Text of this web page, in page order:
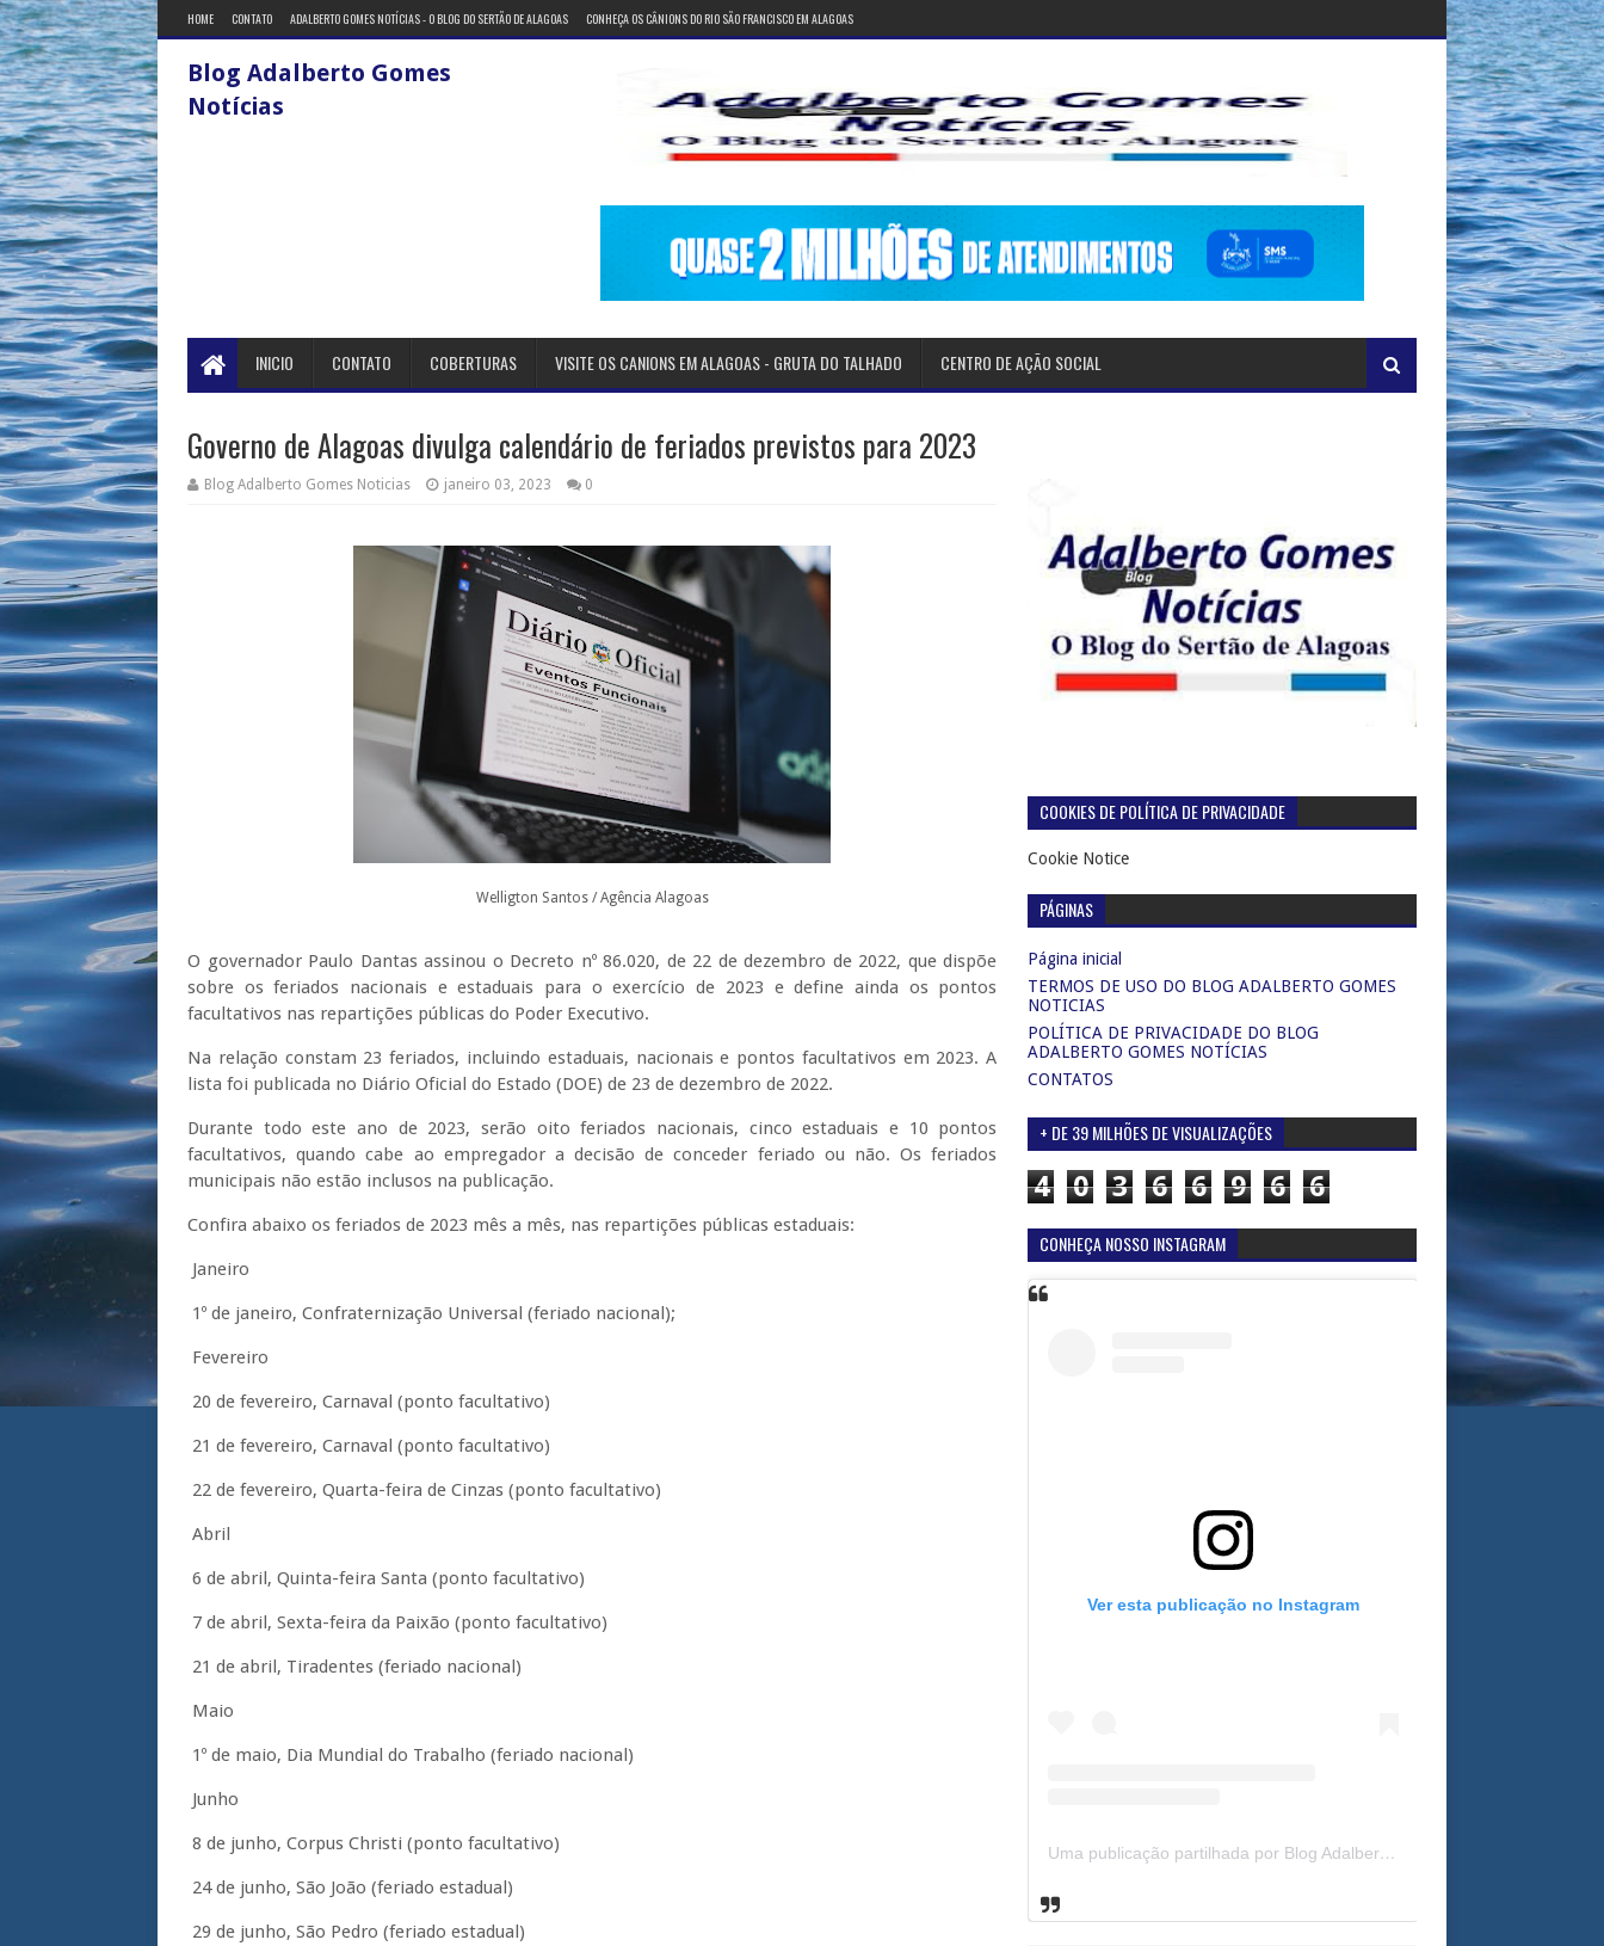
HOME CONTATO ADALBERTO GOMES NOTÍCIAS - O BLOG DO SERTÃO DE ALAGOAS CONHEÇA OS CÂNIONS DO RIO SÃO FRANCISCO EM ALAGOAS
Blog Adalberto Gomes
Notícias
INICIO CONTATO COBERTURAS VISITE OS CANIONS EM ALAGOAS - GRUTA DO TALHADO CENTRO DE AÇÃO SOCIAL
Governo de Alagoas divulga calendário de feriados previstos para 2023
Blog Adalberto Gomes Noticias janeiro 03, 2023 0
Welligton Santos / Agência Alagoas
O governador Paulo Dantas assinou o Decreto nº 86.020, de 22 de dezembro de 2022, que dispõe
sobre os feriados nacionais e estaduais para o exercício de 2023 e define ainda os pontos
facultativos nas repartições públicas do Poder Executivo.
Na relação constam 23 feriados, incluindo estaduais, nacionais e pontos facultativos em 2023. A
lista foi publicada no Diário Oficial do Estado (DOE) de 23 de dezembro de 2022.
Durante todo este ano de 2023, serão oito feriados nacionais, cinco estaduais e 10 pontos
facultativos, quando cabe ao empregador a decisão de conceder feriado ou não. Os feriados
municipais não estão inclusos na publicação.
Confira abaixo os feriados de 2023 mês a mês, nas repartições públicas estaduais:
Janeiro
1º de janeiro, Confraternização Universal (feriado nacional);
Fevereiro
20 de fevereiro, Carnaval (ponto facultativo)
21 de fevereiro, Carnaval (ponto facultativo)
22 de fevereiro, Quarta-feira de Cinzas (ponto facultativo)
Abril
6 de abril, Quinta-feira Santa (ponto facultativo)
7 de abril, Sexta-feira da Paixão (ponto facultativo)
21 de abril, Tiradentes (feriado nacional)
Maio
1º de maio, Dia Mundial do Trabalho (feriado nacional)
Junho
8 de junho, Corpus Christi (ponto facultativo)
24 de junho, São João (feriado estadual)
29 de junho, São Pedro (feriado estadual)
COOKIES DE POLÍTICA DE PRIVACIDADE
Cookie Notice
PÁGINAS
Página inicial
TERMOS DE USO DO BLOG ADALBERTO GOMES
NOTICIAS
POLÍTICA DE PRIVACIDADE DO BLOG
ADALBERTO GOMES NOTÍCIAS
CONTATOS
+ DE 39 MILHÕES DE VISUALIZAÇÕES
4 0 3 6 6 9 6 6
CONHEÇA NOSSO INSTAGRAM
Ver esta publicação no Instagram
Uma publicação partilhada por Blog Adalberto Gomes Noticias (@blogadalbertogomesnoticiass)